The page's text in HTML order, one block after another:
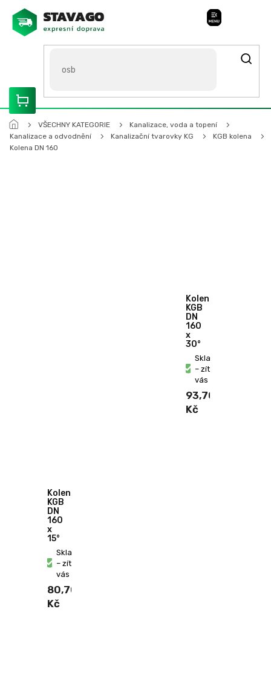
obsah
ROZVÁŽÍME OLOMOUCKO, SVITAVSKO, ŠUMPERSKO, BRNO,
PARDUBICE, HRADEC KRÁLOVÉ
VŠECHNY KATEGORIE
Kanalizace, voda a topení
Kanalizace a odvodnění
Kanalizační tvarovky KG
KGB kolena
Kolena DN 160
Koleno
KGB
DN
160
x
30°
Skladem
– zítra u
vás
93,70
Kč
Koleno
KGB
DN
160
x
15°
Skladem
– zítra u
vás
80,70
Kč
Stavago Podpora